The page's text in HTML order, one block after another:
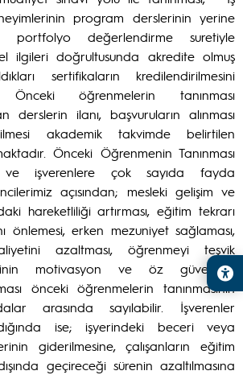
program derslerinin yerine
portfolyo değerlendirme suretiyle
ilgileri doğrultusunda akredite olmuş
sertifikaların kredilendirilmesini
Önceki öğrenmelerin tanınması
derslerin ilanı, başvuruların alınması
akademik takvimde belirtilen
Önceki Öğrenmenin Tanınması
ve işverenlere çok sayıda fayda
açısından; mesleki gelişim ve
hareketliliği artırması, eğitim tekrarı
önlemesi, erken mezuniyet sağlaması,
azaltması, öğrenmeyi teşvik
motivasyon ve öz güveninin
önceki öğrenmelerin tanınmasının
arasında sayılabilir. İşverenler
ise; işyerindeki beceri veya
giderilmesine, çalışanların eğitim
geçireceği sürenin azaltılmasına